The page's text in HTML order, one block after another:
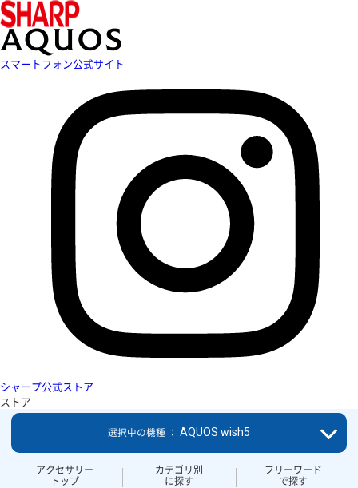
スマートフォン公式サイト
シャープ公式ストア
ストア
アクセサリー
トップ
カテゴリ別
に探す
フリーワード
で探す
選択中の機種 ： AQUOS wish5